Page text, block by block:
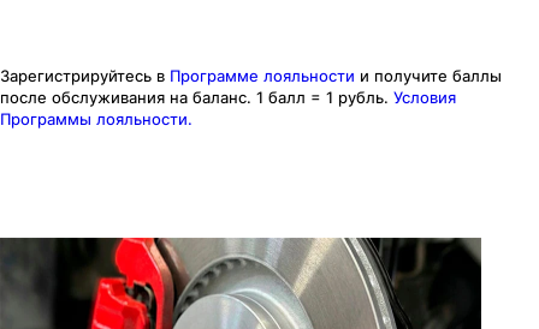
Зарегистрируйтесь в Программе лояльности и получите баллы
после обслуживания на баланс. 1 балл = 1 рубль. Условия
Программы лояльности.